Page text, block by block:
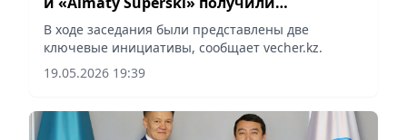
поддержку Общественного совета и
депутатов маслихата города Алматы
В ходе заседания были представлены две
ключевые инициативы, сообщает vecher.kz.
19.05.2026 19:39